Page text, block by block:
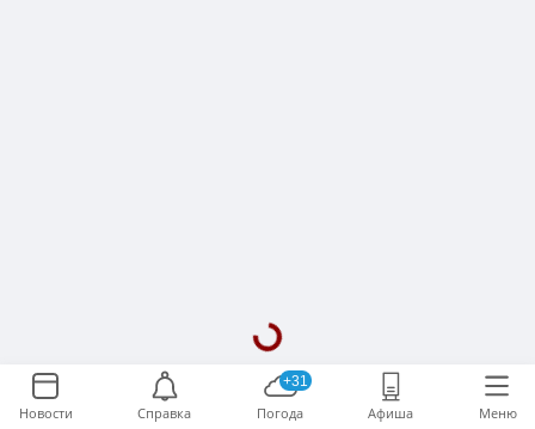
Новости Справка
+31
Погода Афиша Меню